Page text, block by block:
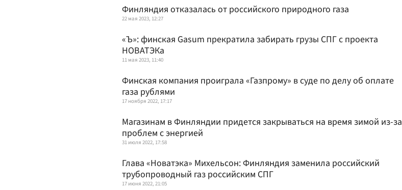
Финляндия отказалась от российского природного газа
22 мая 2023, 12:27
«Ъ»: финская Gasum прекратила забирать грузы СПГ с проекта
НОВАТЭКа
11 мая 2023, 11:40
Финская компания проиграла «Газпрому» в суде по делу об оплате
газа рублями
17 ноября 2022, 17:17
Магазинам в Финляндии придется закрываться на время зимой из-за
проблем с энергией
31 июля 2022, 17:58
Глава «Новатэка» Михельсон: Финляндия заменила российский
трубопроводный газ российским СПГ
17 июня 2022, 21:05